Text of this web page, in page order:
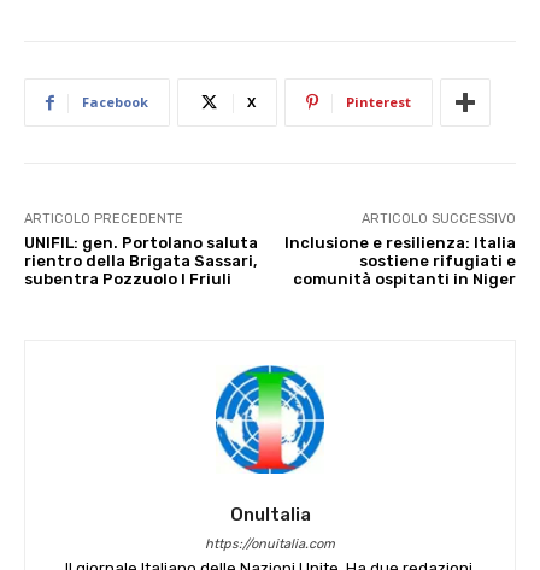
Facebook X Pinterest
ARTICOLO PRECEDENTE
UNIFIL: gen. Portolano saluta
rientro della Brigata Sassari,
subentra Pozzuolo l Friuli
ARTICOLO SUCCESSIVO
Inclusione e resilienza: Italia
sostiene rifugiati e
comunità ospitanti in Niger
OnuItalia
https://onuitalia.com